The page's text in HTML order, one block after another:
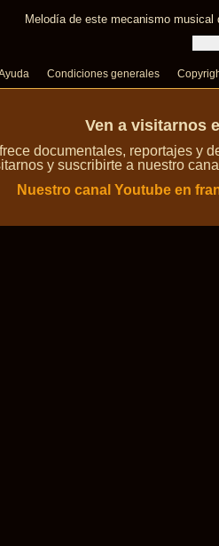
Melodía de este mecanismo
Condiciones generales
Ven a visitarnos
documentales, reportajes y
y suscribirte a nuestro
Nuestro canal Youtube en